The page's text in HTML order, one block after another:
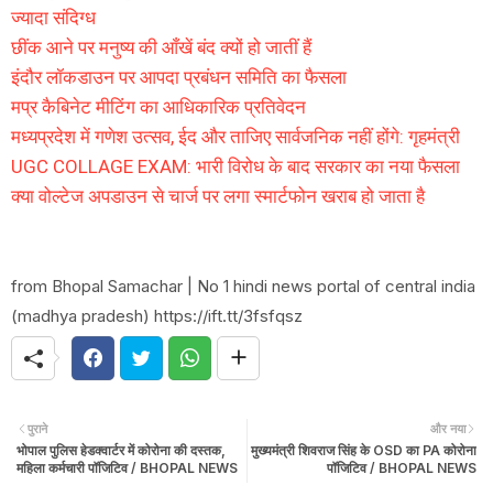
ज्यादा संदिग्ध
छींक आने पर मनुष्य की आँखें बंद क्यों हो जातीं हैं
इंदौर लॉकडाउन पर आपदा प्रबंधन समिति का फैसला
मप्र कैबिनेट मीटिंग का आधिकारिक प्रतिवेदन
मध्यप्रदेश में गणेश उत्सव, ईद और ताजिए सार्वजनिक नहीं होंगे: गृहमंत्री
UGC COLLAGE EXAM: भारी विरोध के बाद सरकार का नया फैसला
क्या वोल्टेज अपडाउन से चार्ज पर लगा स्मार्टफोन खराब हो जाता है
from Bhopal Samachar | No 1 hindi news portal of central india
(madhya pradesh) https://ift.tt/3fsfqsz
और नया
मुख्यमंत्री शिवराज सिंह के OSD का PA कोरोना
पॉजिटिव / BHOPAL NEWS
पुराने
भोपाल पुलिस हेडक्वार्टर में कोरोना की दस्तक,
महिला कर्मचारी पॉजिटिव / BHOPAL NEWS